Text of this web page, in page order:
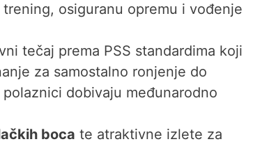
osiguranu opremu i vođenje
tečaj prema PSS standardima koji
za samostalno ronjenje do
dobivaju međunarodno
boca te atraktivne izlete za